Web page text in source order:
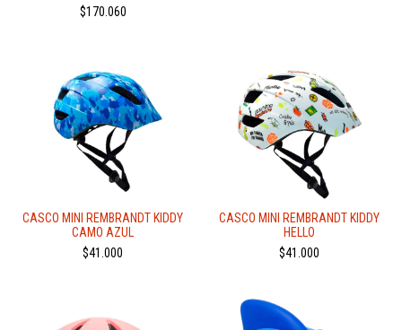
$170.060
CASCO MINI REMBRANDT KIDDY
CAMO AZUL
$41.000
CASCO MINI REMBRANDT KIDDY
HELLO
$41.000